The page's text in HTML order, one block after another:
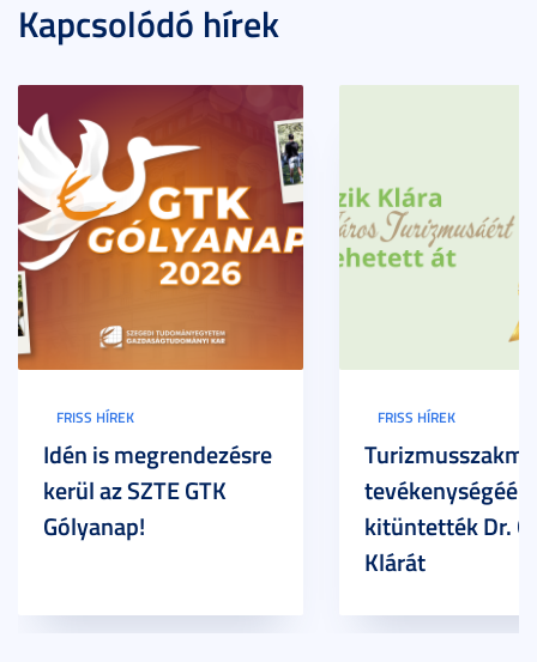
Kapcsolódó hírek
FRISS HÍREK
Idén is megrendezésre
kerül az SZTE GTK
Gólyanap!
FRISS HÍREK
tevékenységéért
kitüntették Dr.
Klárát